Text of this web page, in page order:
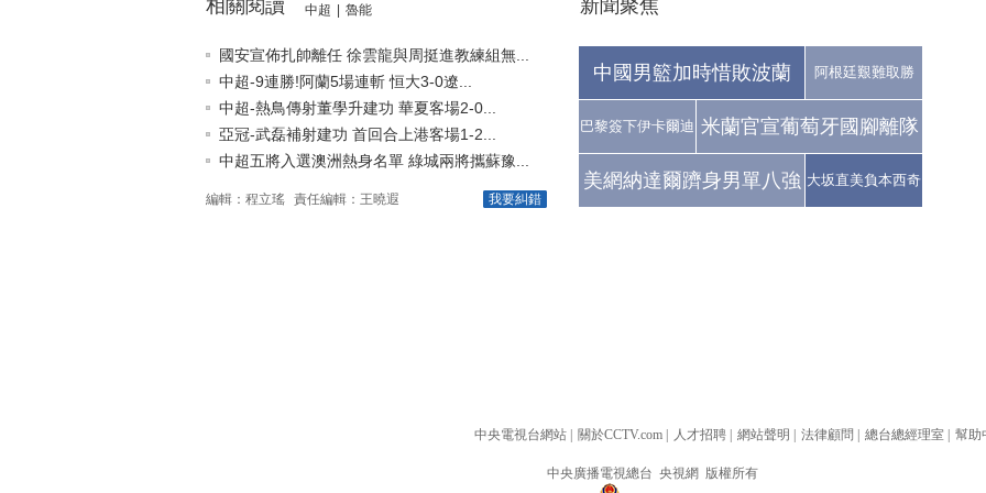
相關閱讀 中超 魯能
國安宣佈扎帥離任 徐雲龍與周挺進教練組無...
中超-9連勝!阿蘭5場連斬 恒大3-0遼...
中超-熱鳥傳射董學升建功 華夏客場2-0...
亞冠-武磊補射建功 首回合上港客場1-2...
中超五將入選澳洲熱身名單 綠城兩將攜蘇豫...
我要糾錯
編輯：程立瑤 責任編輯：王曉遐
新聞聚焦
中國男籃加時惜敗波蘭 阿根廷艱難取勝
巴黎簽下伊卡爾迪 米蘭官宣葡萄牙國腳離隊
美網納達爾躋身男單八強 大坂直美負本西奇
中央電視台網站 關於CCTV.com 人才招聘 網站聲明 法律顧問 總台總經理室 幫助
中央廣播電視總台 央視網 版權所有